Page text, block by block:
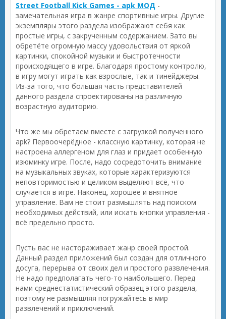
Street Football Kick Games - apk МОД -
замечательная игра в жанре спортивные игры. Другие
экземпляры этого раздела изображают себя как
простые игры, с закрученным содержанием. Зато вы
обретёте огромную массу удовольствия от яркой
картинки, спокойной музыки и быстротечности
происходящего в игре. Благодаря простому контролю,
в игру могут играть как взрослые, так и тинейджеры.
Из-за того, что большая часть представителей
данного раздела спроектированы на различную
возрастную аудиторию.
Что же мы обретаем вместе с загрузкой полученного
apk? Первоочерёдное - классную картинку, которая не
настроена аллергеном для глаз и придает особенную
изюминку игре. После, надо сосредоточить внимание
на музыкальных звуках, которые характеризуются
неповторимостью и целиком выделяют всё, что
случается в игре. Наконец, хорошее и внятное
управление. Вам не стоит размышлять над поиском
необходимых действий, или искать кнопки управления -
всё предельно просто.
Пусть вас не настораживает жанр своей простой.
Данный раздел приложений был создан для отличного
досуга, перерыва от своих дел и простого развлечения.
Не надо предполагать чего-то наибольшего. Перед
нами среднестатистический образец этого раздела,
поэтому не размышляя погружайтесь в мир
развлечений и приключений.